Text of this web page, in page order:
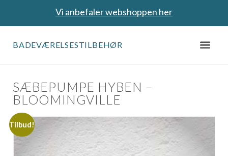
Vi anbefaler webshoppen her
BADEVÆRELSESTILBEHØR
SÆBEPUMPE HYBEN –
BLOOMINGVILLE
Tilbud!